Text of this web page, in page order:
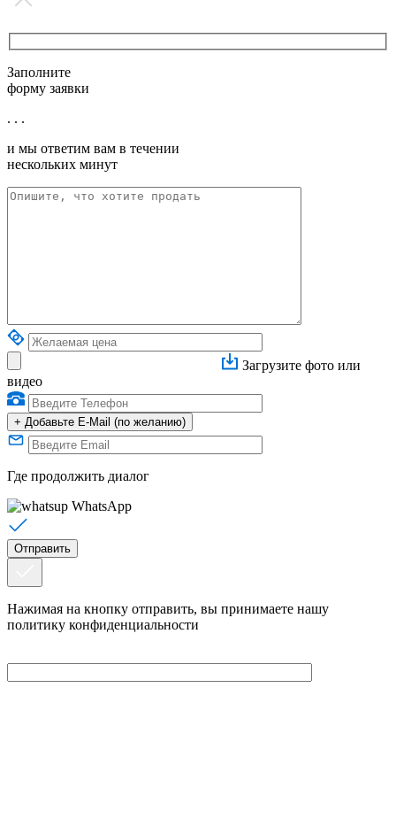
Заполните
форму заявки
. . .
и мы ответим вам в течении
нескольких минут
Загрузите фото или
видео
+ Добавьте E-Mail (по желанию)
Где продолжить диалог
WhatsApp
Нажимая на кнопку отправить, вы принимаете нашу
политику конфиденциальности